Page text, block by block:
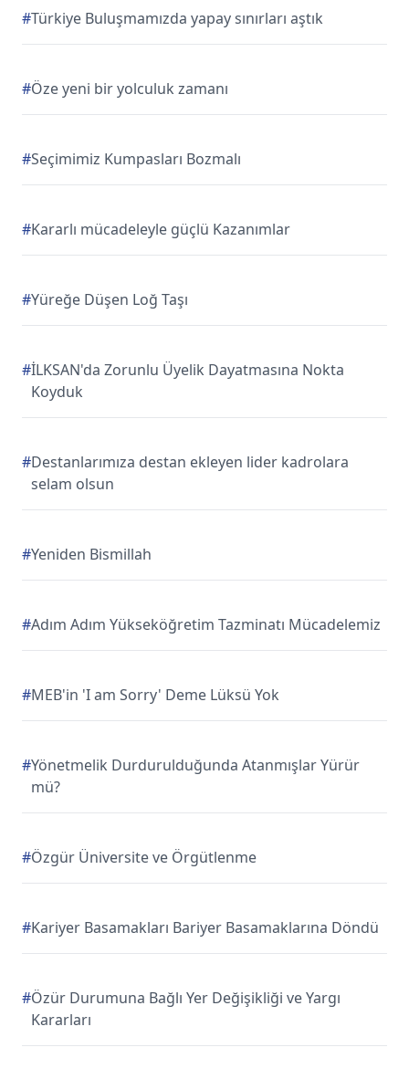
#Türkiye Buluşmamızda yapay sınırları aştık
#Öze yeni bir yolculuk zamanı
#Seçimimiz Kumpasları Bozmalı
#Kararlı mücadeleyle güçlü Kazanımlar
#Yüreğe Düşen Loğ Taşı
#İLKSAN'da Zorunlu Üyelik Dayatmasına Nokta
Koyduk
#Destanlarımıza destan ekleyen lider kadrolara
selam olsun
#Yeniden Bismillah
#Adım Adım Yükseköğretim Tazminatı Mücadelemiz
#MEB'in 'I am Sorry' Deme Lüksü Yok
#Yönetmelik Durdurulduğunda Atanmışlar Yürür
mü?
#Özgür Üniversite ve Örgütlenme
#Kariyer Basamakları Bariyer Basamaklarına Döndü
#Özür Durumuna Bağlı Yer Değişikliği ve Yargı
Kararları